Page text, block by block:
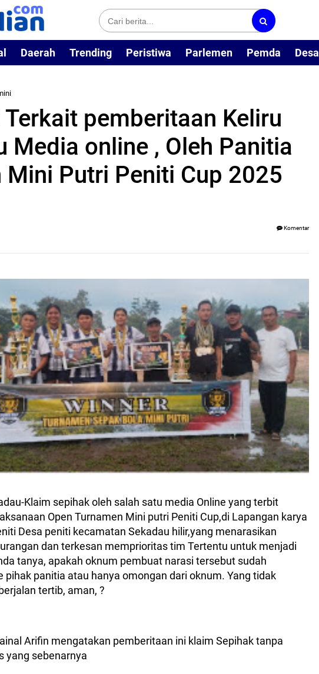
Daerah Trending Peristiwa Parlemen Pemda Desa
pemberitaan Keliru
Media online , Oleh Panitia
Mini Putri Peniti Cup 2025
Komentar
Klaim sepihak oleh salah satu media Online yang terbit
Open Turnamen Mini putri Peniti Cup,di Lapangan karya
Desa peniti kecamatan Sekadau hilir,yang menarasikan
dan terkesan memprioritas tim Tertentu untuk menjadi
tanya, apakah oknum pembuat narasi tersebut sudah
pihak panitia atau hanya omongan dari oknum. Yang tidak
tertib, aman, ?
Arifin mengatakan pemberitaan ini klaim Sepihak tanpa
yang sebenarnya